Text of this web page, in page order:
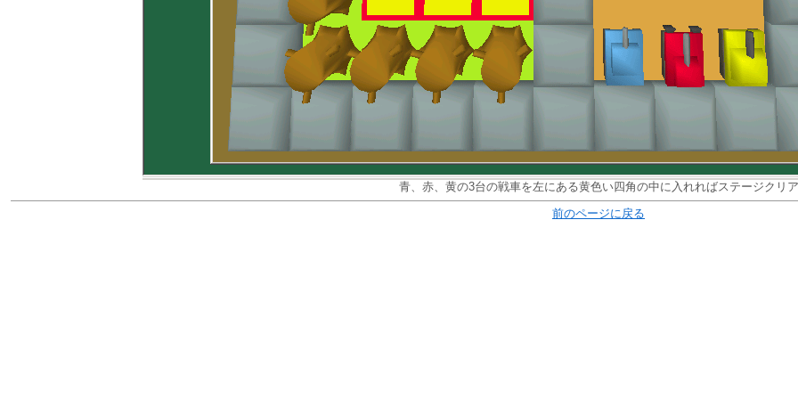
青、赤、黄の3台の戦車を左にある黄色い四角の中に入れればステージクリア
前のページに戻る